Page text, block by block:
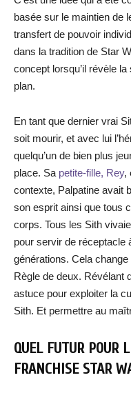
basée sur le maintien de
transfert de pouvoir
dans la tradition de Star
concept lorsqu’il révèle
plan.
En tant que dernier vrai
soit mourir, et avec lui
quelqu’un de bien plus
place. Sa petite-fille, Rey,
contexte, Palpatine avait
son esprit ainsi que tous
corps. Tous les Sith
pour servir de réceptacle
générations. Cela
Règle de deux. Révélant
astuce pour exploiter la
Sith. Et permettre au
QUEL FUTUR POUR
FRANCHISE STAR